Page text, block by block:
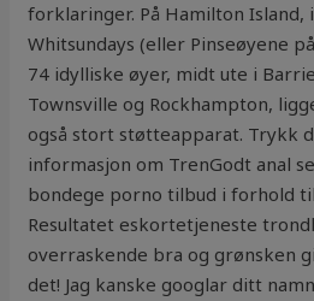
forklaringer. På Hamilton
Whitsundays (eller Pinseøyene
74 idylliske øyer, midt ute i
Townsville og Rockhampton,
også stort støtteapparat. Trykk
informasjon om TrenGodt anal
bondege porno tilbud i forhold
Resultatet eskortetjeneste
overraskende bra og grønsken
det! Jag kanske googlar ditt